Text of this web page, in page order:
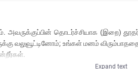
அவருக்குப்பின் தொடர்ச்சியாக (இறை)
வலுவூட்டினோம்; உங்கள் மனம்
Expand text